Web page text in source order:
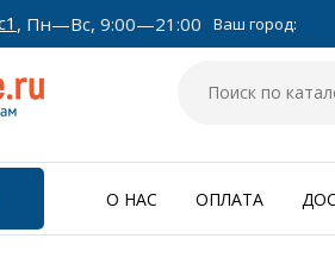
, Пн—Вс, 9:00—21:00 Ваш город:
О НАС ОПЛАТА